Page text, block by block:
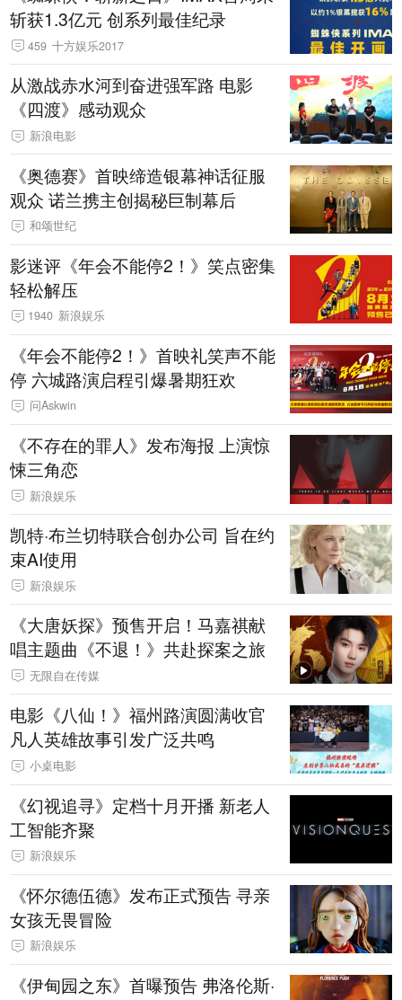
斩获1.3亿元 创系列最佳纪录
459 十方娱乐2017
从激战赤水河到奋进强军路 电影
《四渡》感动观众
新浪电影
《奥德赛》首映缔造银幕神话征服
观众 诺兰携主创揭秘巨制幕后
和颂世纪
影迷评《年会不能停2！》笑点密集
轻松解压
1940 新浪娱乐
《年会不能停2！》首映礼笑声不能
停 六城路演启程引爆暑期狂欢
问Askwin
《不存在的罪人》发布海报 上演惊
悚三角恋
新浪娱乐
凯特·布兰切特联合创办公司 旨在约
束AI使用
新浪娱乐
《大唐妖探》预售开启！马嘉祺献
唱主题曲《不退！》共赴探案之旅
无限自在传媒
电影《八仙！》福州路演圆满收官
凡人英雄故事引发广泛共鸣
小桌电影
《幻视追寻》定档十月开播 新老人
工智能齐聚
新浪娱乐
《怀尔德伍德》发布正式预告 寻亲
女孩无畏冒险
新浪娱乐
《伊甸园之东》首曝预告 弗洛伦斯·